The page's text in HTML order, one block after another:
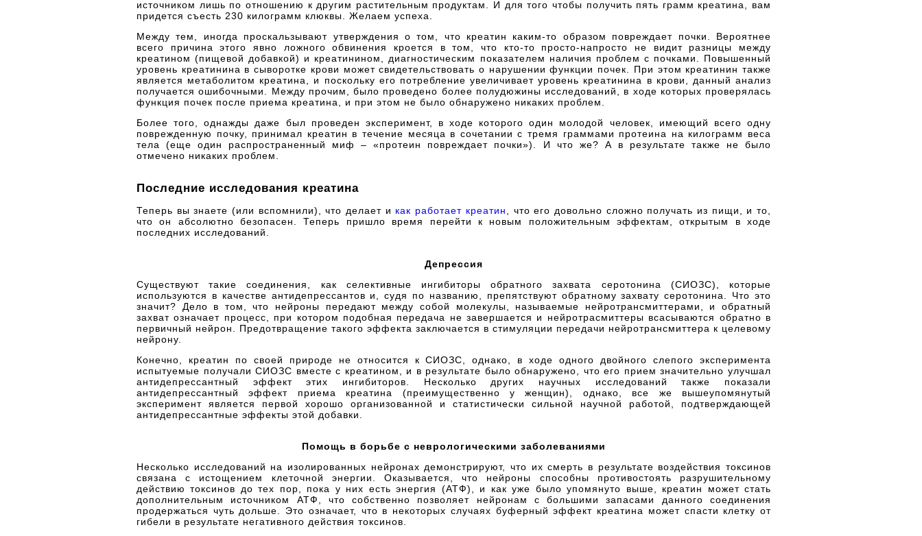
источником лишь по отношению к другим растительным продуктам. И для того чтобы получить пять грамм креатина, вам
придется съесть 230 килограмм клюквы. Желаем успеха.
Между тем, иногда проскальзывают утверждения о том, что креатин каким-то образом повреждает почки. Вероятнее
всего причина этого явно ложного обвинения кроется в том, что кто-то просто-напросто не видит разницы между
креатином (пищевой добавкой) и креатинином, диагностическим показателем наличия проблем с почками. Повышенный
уровень креатинина в сыворотке крови может свидетельствовать о нарушении функции почек. При этом креатинин также
является метаболитом креатина, и поскольку его потребление увеличивает уровень креатинина в крови, данный анализ
получается ошибочными. Между прочим, было проведено более полудюжины исследований, в ходе которых проверялась
функция почек после приема креатина, и при этом не было обнаружено никаких проблем.
Более того, однажды даже был проведен эксперимент, в ходе которого один молодой человек, имеющий всего одну
поврежденную почку, принимал креатин в течение месяца в сочетании с тремя граммами протеина на килограмм веса
тела (еще один распространенный миф – «протеин повреждает почки»). И что же? А в результате также не было
отмечено никаких проблем.
Последние исследования креатина
Теперь вы знаете (или вспомнили), что делает и как работает креатин
, что его довольно сложно получать из пищи, и то,
что он абсолютно безопасен. Теперь пришло время перейти к новым положительным эффектам, открытым в ходе
последних исследований.
Депрессия
Существуют такие соединения, как селективные ингибиторы обратного захвата серотонина (СИОЗС), которые
используются в качестве антидепрессантов и, судя по названию, препятствуют обратному захвату серотонина. Что это
значит? Дело в том, что нейроны передают между собой молекулы, называемые нейротрансмиттерами, и обратный
захват означает процесс, при котором подобная передача не завершается и нейротрасмиттеры всасываются обратно в
первичный нейрон. Предотвращение такого эффекта заключается в стимуляции передачи нейротрансмиттера к целевому
нейрону.
Конечно, креатин по своей природе не относится к СИОЗС, однако, в ходе одного двойного слепого эксперимента
испытуемые получали СИОЗС вместе с креатином, и в результате было обнаружено, что его прием значительно улучшал
антидепрессантный эффект этих ингибиторов. Несколько других научных исследований также показали
антидепрессантный эффект приема креатина (преимущественно у женщин), однако, все же вышеупомянутый
эксперимент является первой хорошо организованной и статистически сильной научной работой, подтверждающей
антидепрессантные эффекты этой добавки.
Помощь в борьбе с неврологическими заболеваниями
Несколько исследований на изолированных нейронах демонстрируют, что их смерть в результате воздействия токсинов
связана с истощением клеточной энергии. Оказывается, что нейроны способны противостоять разрушительному
действию токсинов до тех пор, пока у них есть энергия (АТФ), и как уже было упомянуто выше, креатин может стать
дополнительным источником АТФ, что собственно позволяет нейронам с большими запасами данного соединения
продержаться чуть дольше. Это означает, что в некоторых случаях буферный эффект креатина может спасти клетку от
гибели в результате негативного действия токсинов.